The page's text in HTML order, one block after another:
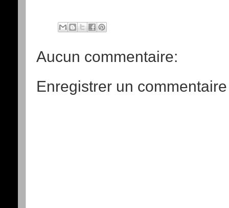
Aucun commentaire:
Enregistrer un commentaire